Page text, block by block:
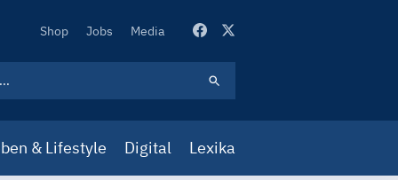
Secondary
Shop Jobs Media
& Lifestyle Digital Lexika